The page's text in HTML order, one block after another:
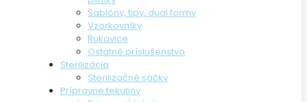
Šablóny, tipy, dual formy
Vzorkovníky
Rukavice
Ostatné príslušenstvo
Sterilizácia
Sterilizačné sáčky
Prípravne tekutiny